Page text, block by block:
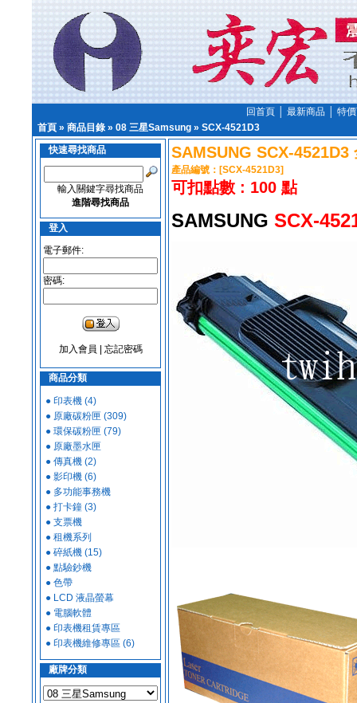
回首頁│ 最新商品│ 特
首頁 » 商品目錄» 08 三星Samsung » SCX-4521D3
快速尋找商品
輸入關鍵字尋找商品
進階尋找商品
登入
電子郵件:
密碼:
加入會員 忘記密碼
商品分類
● 印表機 (4)
● 原廠碳粉匣 (309)
● 環保碳粉匣 (79)
● 原廠墨水匣
● 傳真機 (2)
● 影印機 (6)
● 多功能事務機
● 打卡鐘 (3)
● 支票機
● 租機系列
● 碎紙機 (15)
● 點驗鈔機
● 色帶
● LCD 液晶螢幕
● 電腦軟體
● 印表機租賃專區
● 印表機維修專區 (6)
廠牌分類
SAMSUNG SCX-4521D3
產品編號：[SCX-4521D3]
可扣點數 : 100 點
SAMSUNG SCX-